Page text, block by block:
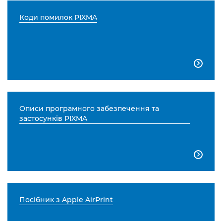
Коди помилок PIXMA

Описи програмного забезпечення та
застосунків PIXMA

Посібник з Apple AirPrint